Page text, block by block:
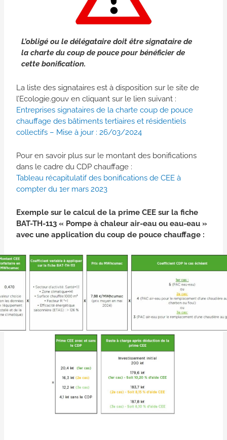
L’obligé ou le délégataire doit être signataire de
la charte du coup de pouce pour bénéficier de
cette bonification.
La liste des signataires est à disposition sur le site de
l’Ecologie.gouv en cliquant sur le lien suivant :
Entreprises signataires de la charte coup de pouce
chauffage des bâtiments tertiaires et résidentiels
collectifs – Mise à jour : 26/03/2024
Pour en savoir plus sur le montant des bonifications
dans le cadre du CDP chauffage :
Tableau récapitulatif des bonifications de CEE à
compter du 1er mars 2023
Exemple sur le calcul de la prime CEE sur la fiche
BAT-TH-113 « Pompe à chaleur air-eau ou eau-eau »
avec une application du coup de pouce chauffage :